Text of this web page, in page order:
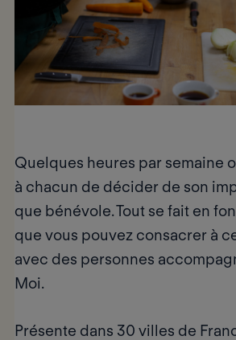
Quelques heures par semaine
à chacun de décider de son
que bénévole. Tout se fait en
que vous pouvez consacrer à
avec des personnes
Moi.
Présente dans 30 villes de